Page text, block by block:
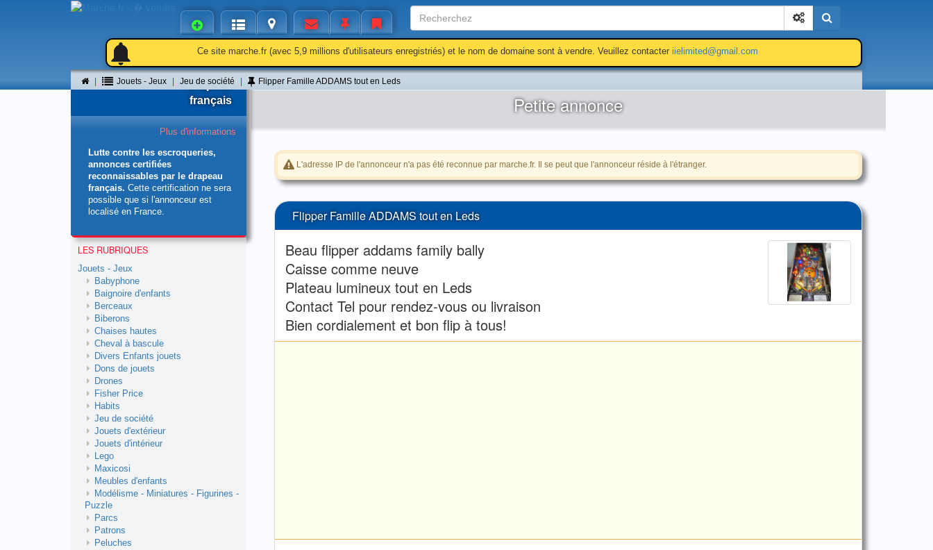
Cherchez
notifications_active
notifications
notifications Ce site marche.fr (avec 5,9 millions d'utilisateurs enregistriés) et le nom de domaine sont à vendre. Veuillez contacter iielimited@gmail.com
Jouets - Jeux Jeu de société Flipper Famille ADDAMS tout en Leds
Petite annonce
L'adresse IP de l'annonceur n'a pas été reconnue par marche.fr. Il se peut que l'annonceur réside à l'étranger.
Flipper Famille ADDAMS tout en Leds
Beau flipper addams family bally
Caisse comme neuve
Plateau lumineux tout en Leds
Contact Tel pour rendez-vous ou livraison
Bien cordialement et bon flip à tous!
Le
drapeau
français
Plus d'informations
Lutte contre les escroqueries,
annonces certifiées
reconnaissables par le drapeau
français. Cette certification ne sera
possible que si l'annonceur est
localisé en France.
LES RUBRIQUES
Jouets - Jeux
Babyphone
Baignoire d'enfants
Berceaux
Biberons
Chaises hautes
Cheval à bascule
Divers Enfants jouets
Dons de jouets
Drones
Fisher Price
Habits
Jeu de société
Jouets d'extérieur
Jouets d'intérieur
Lego
Maxicosi
Meubles d'enfants
Modélisme - Miniatures - Figurines -
Puzzle
Parcs
Patrons
Peluches